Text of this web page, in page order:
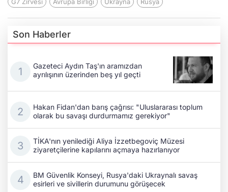
G7 Zirvesi Avrupa Birliği Ukrayna Rusya
Son Haberler
Gazeteci Aydın Taş'ın aramızdan
ayrılışının üzerinden beş yıl geçti
Hakan Fidan'dan barış çağrısı: "Uluslararası toplum
olarak bu savaşı durdurmamız gerekiyor"
TİKA'nın yenilediği Aliya İzzetbegoviç Müzesi
ziyaretçilerine kapılarını açmaya hazırlanıyor
BM Güvenlik Konseyi, Rusya'daki Ukraynalı savaş
esirleri ve sivillerin durumunu görüşecek